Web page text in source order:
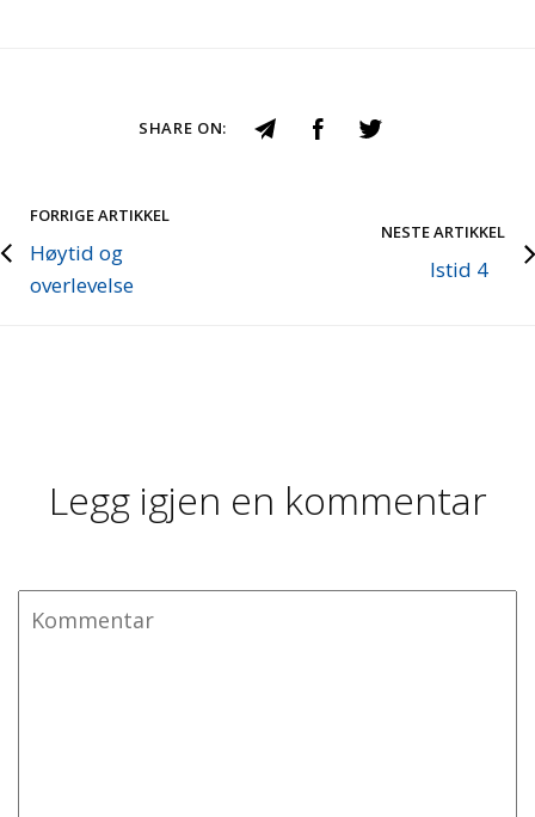
SHARE ON:
FORRIGE ARTIKKEL
Høytid og
overlevelse
NESTE ARTIKKEL
Istid 4
Legg igjen en kommentar